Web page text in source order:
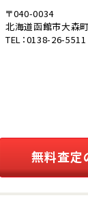
〒040-0034
北海道函館市大森
TEL：0138-26-5511
無料査定